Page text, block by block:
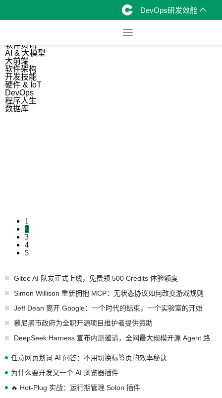
DevOps研发效能
软件资讯
AI & 大模型
大前端
软件架构
开发技能
硬件 & IoT
DevOps
程序人生
数据库
1
2
3
4
5
Gitee AI 队友正式上线，免费领 500 Credits 体验额度
Simon Willison 重新拥抱 MCP：无状态协议如何改变游戏规则
Jeff Dean 离开 Google：一个时代的结束，一个实验室的开始
慕尼黑市政府为全职开源项目维护者提供资助
任意网页划词 AI 问答：不用切换标签页的效率秘诀
为什么要开发又一个 AI 浏览器插件
🔥 Hot-Plug 实战：运行期管理 Solon 插件